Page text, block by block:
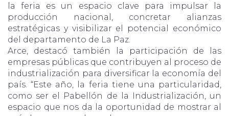
la feria es un espacio clave para impulsar la
producción nacional, concretar alianzas
estratégicas y visibilizar el potencial económico
del departamento de La Paz.
Arce, destacó también la participación de las
empresas públicas que contribuyen al proceso de
industrialización para diversificar la economía del
país. “Este año, la feria tiene una particularidad,
como ser el Pabellón de la Industrialización, un
espacio que nos da la oportunidad de mostrar al